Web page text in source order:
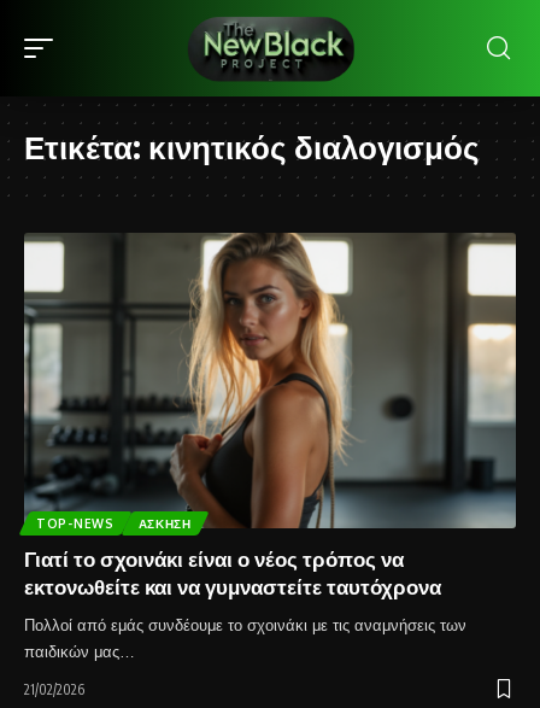
Ετικέτα: κινητικός διαλογισμός
TOP-NEWS ΆΣΚΗΣΗ
Γιατί το σχοινάκι είναι ο νέος τρόπος να
εκτονωθείτε και να γυμναστείτε ταυτόχρονα
Πολλοί από εμάς συνδέουμε το σχοινάκι με τις αναμνήσεις των
παιδικών μας…
21/02/2026